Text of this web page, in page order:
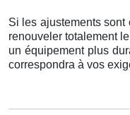
Si les ajustements sont
renouveler totalement
un équipement plus
correspondra à vos